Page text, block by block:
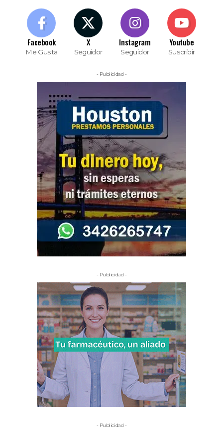
Facebook
Me Gusta
X
Seguidor
Instagram
Seguidor
Youtube
Suscribir
- Publicidad -
- Publicidad -
- Publicidad -